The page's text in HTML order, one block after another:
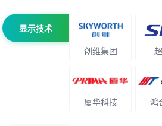
显示技术
创维集团
厦华科技 鸿